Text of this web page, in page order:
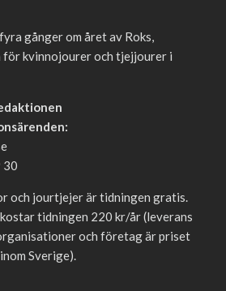
gånger om året av Roks,
för kvinnojourer och tjejjourer i
30
och jourtjejer är tidningen gratis.
tidningen 220 kr/år (leverans
och företag är priset
Sverige).